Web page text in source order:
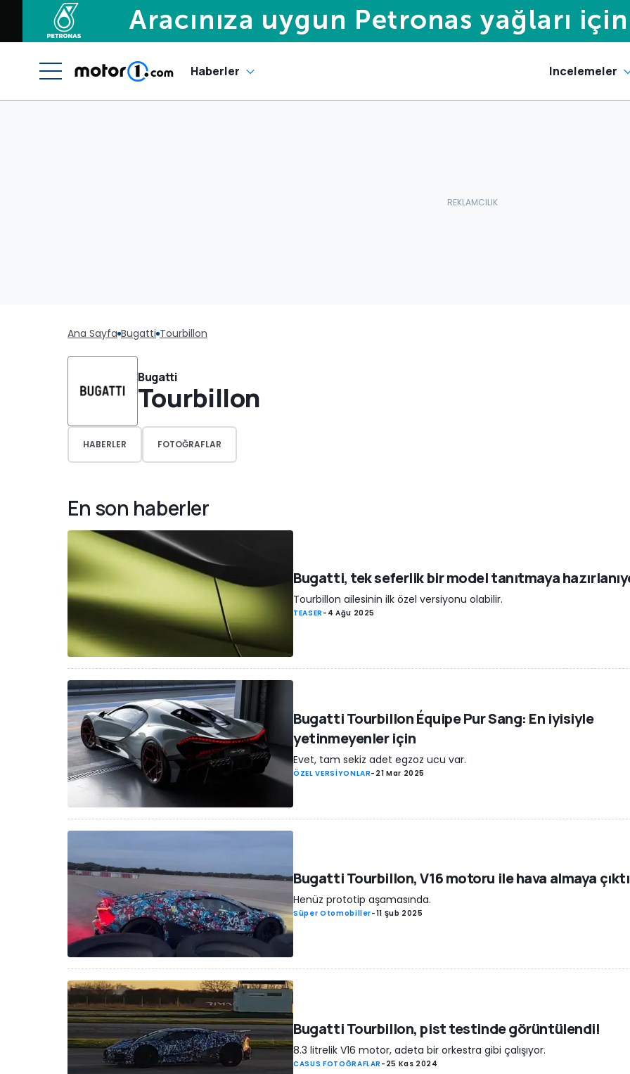
Haberler Incelemeler
Ana Sayfa Bugatti Tourbillon
Bugatti
Tourbillon
HABERLER FOTOĞRAFLAR
En son haberler
Bugatti, tek seferlik bir model tanıtmaya
Tourbillon ailesinin ilk özel versiyonu olabilir.
TEASER - 4 Ağu 2025
Bugatti Tourbillon Équipe Pur Sang: En iyisiyle
yetinmeyenler için
Evet, tam sekiz adet egzoz ucu var.
ÖZEL VERSİYONLAR- 21 Mar 2025
Bugatti Tourbillon, V16 motoru ile hava almaya çıktı
Henüz prototip aşamasında.
Süper Otomobiller-11 Şub 2025
Bugatti Tourbillon, pist testinde görüntülendi!
8.3 litrelik V16 motor, adeta bir orkestra gibi çalışıyor.
CASUS FOTOĞRAFLAR - 25 Kas 2024